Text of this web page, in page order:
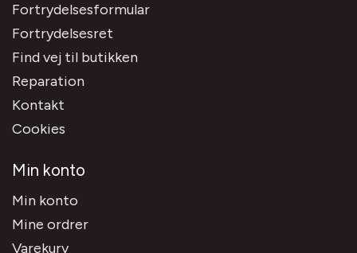
Fortrydelsesformular
Fortrydelsesret
Find vej til butikken
Reparation
Kontakt
Cookies
Min konto
Min konto
Mine ordrer
Varekurv